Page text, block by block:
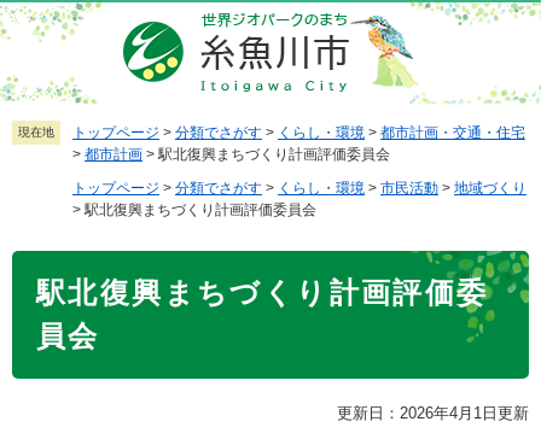
ペ
ー
ジ
の
先
メ
ニ
ュ
ー
を現在地 トップページ > 分類でさがす > くらし・環境 > 都市計画・交通・住宅
> 都市計画 >駅北復興まちづくり計画評価委員会
トップページ > 分類でさがす > くらし・環境 > 市民活動 > 地域づくり
>駅北復興まちづくり計画評価委員会
駅北復興まちづくり計画評価委
員会
更新日：2026年4月1日更新